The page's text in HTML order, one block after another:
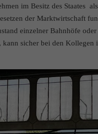
im Besitz des Staates
der Marktwirtschaft
einzelner Bahnhöfe
sicher bei den Kollegen